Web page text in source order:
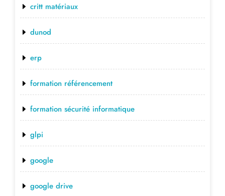
critt matériaux
dunod
erp
formation référencement
formation sécurité informatique
glpi
google
google drive